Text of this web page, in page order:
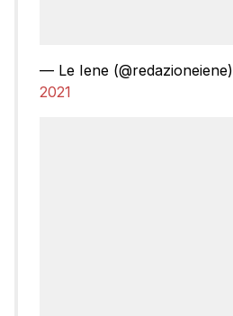
— Le Iene (@redazioneiene)
2021